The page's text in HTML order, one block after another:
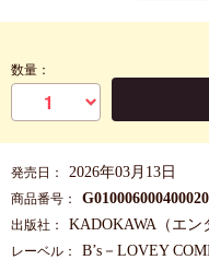
数量：
発売日： 2026年03月13日
商品番号：
出版社： KADOKAWA（エン
レーベル： B’s－LOVEY